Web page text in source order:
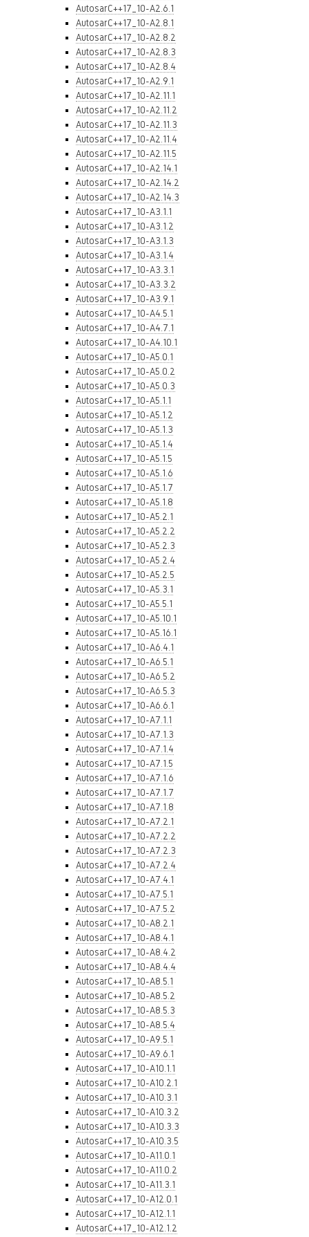
AutosarC++17_10-A2.6.1
AutosarC++17_10-A2.8.1
AutosarC++17_10-A2.8.2
AutosarC++17_10-A2.8.3
AutosarC++17_10-A2.8.4
AutosarC++17_10-A2.9.1
AutosarC++17_10-A2.11.1
AutosarC++17_10-A2.11.2
AutosarC++17_10-A2.11.3
AutosarC++17_10-A2.11.4
AutosarC++17_10-A2.11.5
AutosarC++17_10-A2.14.1
AutosarC++17_10-A2.14.2
AutosarC++17_10-A2.14.3
AutosarC++17_10-A3.1.1
AutosarC++17_10-A3.1.2
AutosarC++17_10-A3.1.3
AutosarC++17_10-A3.1.4
AutosarC++17_10-A3.3.1
AutosarC++17_10-A3.3.2
AutosarC++17_10-A3.9.1
AutosarC++17_10-A4.5.1
AutosarC++17_10-A4.7.1
AutosarC++17_10-A4.10.1
AutosarC++17_10-A5.0.1
AutosarC++17_10-A5.0.2
AutosarC++17_10-A5.0.3
AutosarC++17_10-A5.1.1
AutosarC++17_10-A5.1.2
AutosarC++17_10-A5.1.3
AutosarC++17_10-A5.1.4
AutosarC++17_10-A5.1.5
AutosarC++17_10-A5.1.6
AutosarC++17_10-A5.1.7
AutosarC++17_10-A5.1.8
AutosarC++17_10-A5.2.1
AutosarC++17_10-A5.2.2
AutosarC++17_10-A5.2.3
AutosarC++17_10-A5.2.4
AutosarC++17_10-A5.2.5
AutosarC++17_10-A5.3.1
AutosarC++17_10-A5.5.1
AutosarC++17_10-A5.10.1
AutosarC++17_10-A5.16.1
AutosarC++17_10-A6.4.1
AutosarC++17_10-A6.5.1
AutosarC++17_10-A6.5.2
AutosarC++17_10-A6.5.3
AutosarC++17_10-A6.6.1
AutosarC++17_10-A7.1.1
AutosarC++17_10-A7.1.3
AutosarC++17_10-A7.1.4
AutosarC++17_10-A7.1.5
AutosarC++17_10-A7.1.6
AutosarC++17_10-A7.1.7
AutosarC++17_10-A7.1.8
AutosarC++17_10-A7.2.1
AutosarC++17_10-A7.2.2
AutosarC++17_10-A7.2.3
AutosarC++17_10-A7.2.4
AutosarC++17_10-A7.4.1
AutosarC++17_10-A7.5.1
AutosarC++17_10-A7.5.2
AutosarC++17_10-A8.2.1
AutosarC++17_10-A8.4.1
AutosarC++17_10-A8.4.2
AutosarC++17_10-A8.4.4
AutosarC++17_10-A8.5.1
AutosarC++17_10-A8.5.2
AutosarC++17_10-A8.5.3
AutosarC++17_10-A8.5.4
AutosarC++17_10-A9.5.1
AutosarC++17_10-A9.6.1
AutosarC++17_10-A10.1.1
AutosarC++17_10-A10.2.1
AutosarC++17_10-A10.3.1
AutosarC++17_10-A10.3.2
AutosarC++17_10-A10.3.3
AutosarC++17_10-A10.3.5
AutosarC++17_10-A11.0.1
AutosarC++17_10-A11.0.2
AutosarC++17_10-A11.3.1
AutosarC++17_10-A12.0.1
AutosarC++17_10-A12.1.1
AutosarC++17_10-A12.1.2